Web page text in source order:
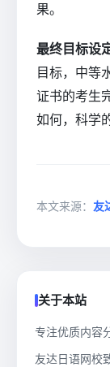
果。
最终目标设
目标，中等
证书的考生
如何，科学
本文来源： 友
关于本站
专注优质内容
友达日语网校